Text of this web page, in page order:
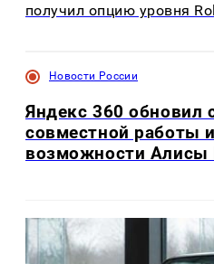
получил опцию уровня
Новости России
Яндекс 360 обновил
совместной работы
возможности Алисы